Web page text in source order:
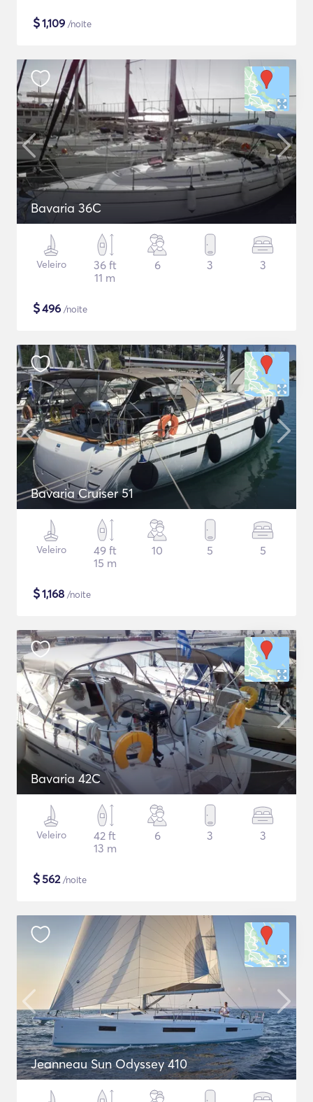
$1,109 /noite
Bavaria 36C
Veleiro
36 ft
11 m
6 3 3
$496 /noite
Bavaria Cruiser 51
Veleiro
49 ft
15 m
10 5 5
$1,168 /noite
Bavaria 42C
Veleiro
42 ft
13 m
6 3 3
$562/noite
Jeanneau Sun Odyssey 410